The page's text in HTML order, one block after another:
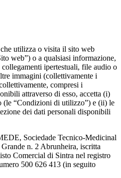
utilizza o visita il sito web
web”) o a qualsiasi informazione,
ipertestuali, file audio o
immagini (collettivamente i
compresi i
attraverso di esso, accetta (i)
(le “Condizioni di utilizzo”) e (ii) le
dei dati personali disponibili
Sociedade Tecnico-Medicinal
n. 2 Abrunheira, iscritta
Comercial di Sintra nel registro
500 626 413 (in seguito